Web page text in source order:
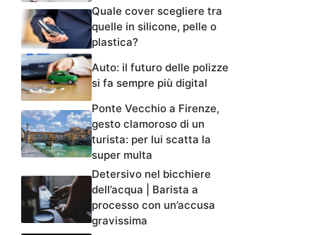
Quale cover scegliere tra
quelle in silicone, pelle o
plastica?
Auto: il futuro delle polizze
si fa sempre più digital
Ponte Vecchio a Firenze,
gesto clamoroso di un
turista: per lui scatta la
super multa
Detersivo nel bicchiere
dell’acqua | Barista a
processo con un’accusa
gravissima